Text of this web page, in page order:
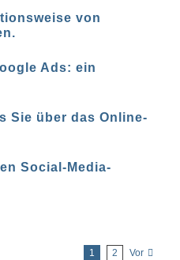
von
Ads: ein
Sie über das Online-
Social-Media-
1 2 Vor